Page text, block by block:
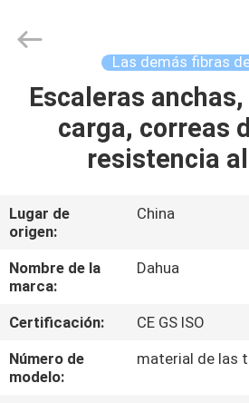
HOGAR
PRODUCTOS
SOBRE
NOSOTROS
VIAJE
DE
LA
Special
Las demás fibras
Escaleras
carga, correas
resistencia
Lugar de
origen:
China
Nombre de la
marca:
Dahua
Certificación:
CE GS ISO
Número de
modelo:
material de las